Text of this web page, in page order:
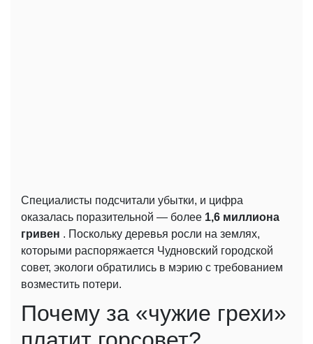
Специалисты подсчитали убытки, и цифра
оказалась поразительной — более 1,6 миллиона
гривен . Поскольку деревья росли на землях,
которыми распоряжается Чудновский городской
совет, экологи обратились в мэрию с требованием
возместить потери.
Почему за «чужие грехи»